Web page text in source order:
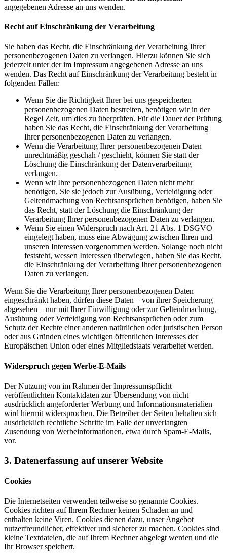
angegebenen Adresse an uns wenden.
Recht auf Einschränkung der Verarbeitung
Sie haben das Recht, die Einschränkung der Verarbeitung Ihrer
personenbezogenen Daten zu verlangen. Hierzu können Sie sich
jederzeit unter der im Impressum angegebenen Adresse an uns
wenden. Das Recht auf Einschränkung der Verarbeitung besteht in
folgenden Fällen:
Wenn Sie die Richtigkeit Ihrer bei uns gespeicherten
personenbezogenen Daten bestreiten, benötigen wir in der
Regel Zeit, um dies zu überprüfen. Für die Dauer der Prüfung
haben Sie das Recht, die Einschränkung der Verarbeitung
Ihrer personenbezogenen Daten zu verlangen.
Wenn die Verarbeitung Ihrer personenbezogenen Daten
unrechtmäßig geschah / geschieht, können Sie statt der
Löschung die Einschränkung der Datenverarbeitung
verlangen.
Wenn wir Ihre personenbezogenen Daten nicht mehr
benötigen, Sie sie jedoch zur Ausübung, Verteidigung oder
Geltendmachung von Rechtsansprüchen benötigen, haben Sie
das Recht, statt der Löschung die Einschränkung der
Verarbeitung Ihrer personenbezogenen Daten zu verlangen.
Wenn Sie einen Widerspruch nach Art. 21 Abs. 1 DSGVO
eingelegt haben, muss eine Abwägung zwischen Ihren und
unseren Interessen vorgenommen werden. Solange noch nicht
feststeht, wessen Interessen überwiegen, haben Sie das Recht,
die Einschränkung der Verarbeitung Ihrer personenbezogenen
Daten zu verlangen.
Wenn Sie die Verarbeitung Ihrer personenbezogenen Daten
eingeschränkt haben, dürfen diese Daten – von ihrer Speicherung
abgesehen – nur mit Ihrer Einwilligung oder zur Geltendmachung,
Ausübung oder Verteidigung von Rechtsansprüchen oder zum
Schutz der Rechte einer anderen natürlichen oder juristischen Person
oder aus Gründen eines wichtigen öffentlichen Interesses der
Europäischen Union oder eines Mitgliedstaats verarbeitet werden.
Widerspruch gegen Werbe-E-Mails
Der Nutzung von im Rahmen der Impressumspflicht
veröffentlichten Kontaktdaten zur Übersendung von nicht
ausdrücklich angeforderter Werbung und Informationsmaterialien
wird hiermit widersprochen. Die Betreiber der Seiten behalten sich
ausdrücklich rechtliche Schritte im Falle der unverlangten
Zusendung von Werbeinformationen, etwa durch Spam-E-Mails,
vor.
3. Datenerfassung auf unserer Website
Cookies
Die Internetseiten verwenden teilweise so genannte Cookies.
Cookies richten auf Ihrem Rechner keinen Schaden an und
enthalten keine Viren. Cookies dienen dazu, unser Angebot
nutzerfreundlicher, effektiver und sicherer zu machen. Cookies sind
kleine Textdateien, die auf Ihrem Rechner abgelegt werden und die
Ihr Browser speichert.